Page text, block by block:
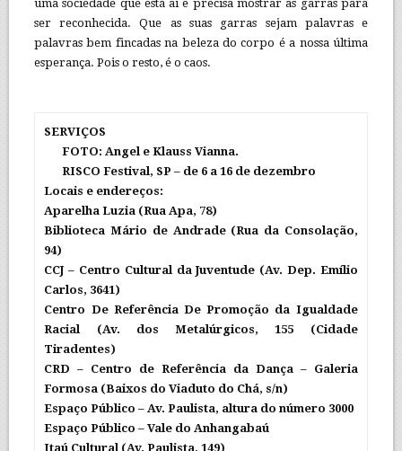
uma sociedade que está aí e precisa mostrar as garras para
ser reconhecida. Que as suas garras sejam palavras e
palavras bem fincadas na beleza do corpo é a nossa última
esperança. Pois o resto, é o caos.
SERVIÇOS
FOTO: Angel e Klauss Vianna.
RISCO Festival, SP – de 6 a 16 de dezembro
Locais e endereços:
Aparelha Luzia (Rua Apa, 78)
Biblioteca Mário de Andrade (Rua da Consolação,
94)
CCJ – Centro Cultural da Juventude (Av. Dep. Emílio
Carlos, 3641)
Centro De Referência De Promoção da Igualdade
Racial (Av. dos Metalúrgicos, 155 (Cidade
Tiradentes)
CRD – Centro de Referência da Dança – Galeria
Formosa (Baixos do Viaduto do Chá, s/n)
Espaço Público – Av. Paulista, altura do número 3000
Espaço Público – Vale do Anhangabaú
Itaú Cultural (Av. Paulista, 149)